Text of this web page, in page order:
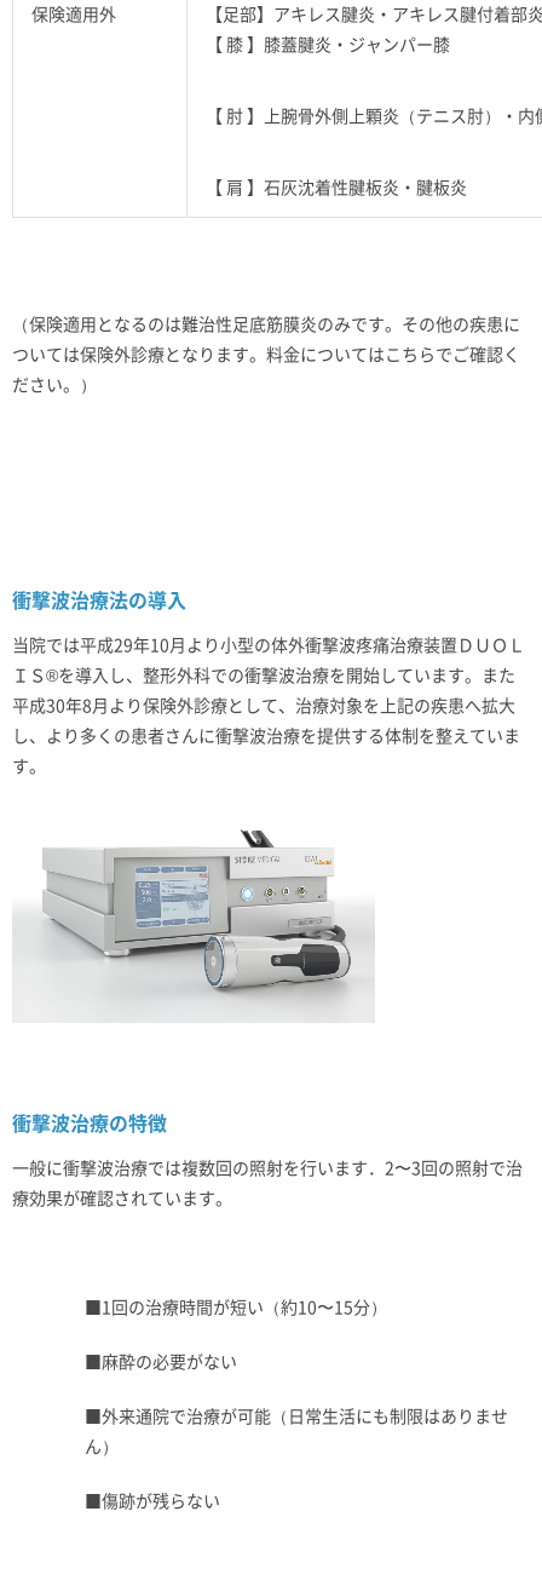
保険適用外
【足部】アキレス腱炎・アキレス腱付着部
【 膝 】膝蓋腱炎・ジャンパー膝
【 肘 】上腕骨外側上顆炎（テニス肘）・
【 肩 】石灰沈着性腱板炎・腱板炎
（保険適用となるのは難治性足底筋膜炎のみです。その他の疾患に
ついては保険外診療となります。料金についてはこちらでご確認く
ださい。）
衝撃波治療法の導入
当院では平成29年10月より小型の体外衝撃波疼痛治療装置ＤＵＯＬ
ＩＳ®を導入し、整形外科での衝撃波治療を開始しています。また
平成30年8月より保険外診療として、治療対象を上記の疾患へ拡大
し、より多くの患者さんに衝撃波治療を提供する体制を整えていま
す。
衝撃波治療の特徴
一般に衝撃波治療では複数回の照射を行います．2〜3回の照射で治
療効果が確認されています。
■1回の治療時間が短い（約10〜15分）
■麻酔の必要がない
■外来通院で治療が可能（日常生活にも制限はありませ
ん）
■傷跡が残らない